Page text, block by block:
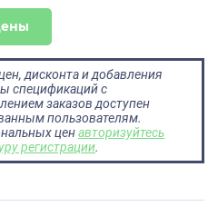
дисконта и добавления
спецификаций с
заказов доступен
пользователям.
ценавторизуйтесь
регистрации.